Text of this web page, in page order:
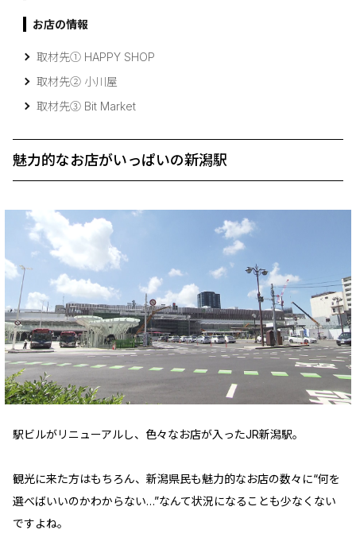
お店の情報
取材先➀ HAPPY SHOP
取材先② 小川屋
取材先③ Bit Market
魅力的なお店がいっぱいの新潟駅
駅ビルがリニューアルし、色々なお店が入ったJR新潟駅。
観光に来た方はもちろん、新潟県民も魅力的なお店の数々に“何を
選べばいいのかわからない…”なんて状況になることも少なくない
ですよね。